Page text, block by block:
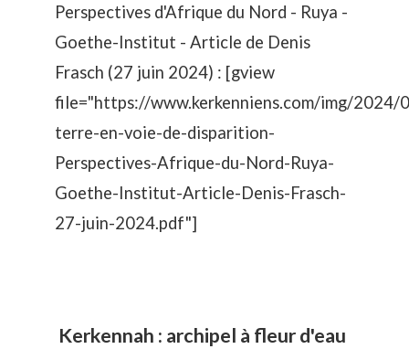
Perspectives d'Afrique du Nord - Ruya -
Goethe-Institut - Article de Denis
Frasch (27 juin 2024) : [gview
file="https://www.kerkenniens.com/img/2024/
terre-en-voie-de-disparition-
Perspectives-Afrique-du-Nord-Ruya-
Goethe-Institut-Article-Denis-Frasch-
27-juin-2024.pdf"]
Kerkennah : archipel à fleur d'eau